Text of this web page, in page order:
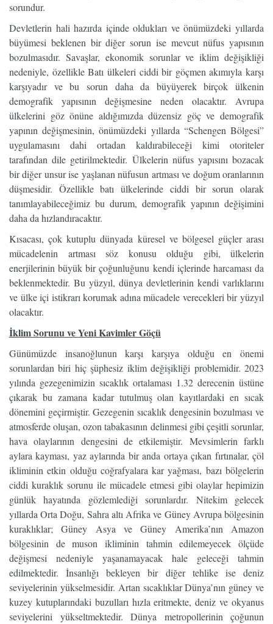
sorundur.
Devletlerin hali hazırda içinde oldukları ve önümüzdeki yıllarda
büyümesi beklenen bir diğer sorun ise mevcut nüfus yapısının
bozulmasıdır. Savaşlar, ekonomik sorunlar ve iklim değişikliği
nedeniyle, özellikle Batı ülkeleri ciddi bir göçmen akımıyla karşı
karşıyadır ve bu sorun daha da büyüyerek birçok ülkenin
demografik yapısının değişmesine neden olacaktır. Avrupa
ülkelerini göz önüne aldığımızda düzensiz göç ve demografik
yapının değişmesinin, önümüzdeki yıllarda “Schengen Bölgesi”
uygulamasını dahi ortadan kaldırabileceği kimi otoriteler
tarafından dile getirilmektedir. Ülkelerin nüfus yapısını bozacak
bir diğer unsur ise yaşlanan nüfusun artması ve doğum oranlarının
düşmesidir. Özellikle batı ülkelerinde ciddi bir sorun olarak
tanımlayabileceğimiz bu durum, demografik yapının değişimini
daha da hızlandıracaktır.
Kısacası, çok kutuplu dünyada küresel ve bölgesel güçler arası
mücadelenin artması söz konusu olduğu gibi, ülkelerin
enerjilerinin büyük bir çoğunluğunu kendi içlerinde harcaması da
beklenmektedir. Bu yüzyıl, dünya devletlerinin kendi varlıklarını
ve ülke içi istikrarı korumak adına mücadele verecekleri bir yüzyıl
olacaktır.
İklim Sorunu ve Yeni Kavimler Göçü
Günümüzde insanoğlunun karşı karşıya olduğu en önemi
sorunlardan biri hiç şüphesiz iklim değişikliği problemidir. 2023
yılında gezegenimizin sıcaklık ortalaması 1.32 derecenin üstüne
çıkarak bu zamana kadar tutulmuş olan kayıtlardaki en sıcak
dönemini geçirmiştir. Gezegenin sıcaklık dengesinin bozulması ve
atmosferde oluşan, ozon tabakasının delinmesi gibi çeşitli sorunlar,
hava olaylarının dengesini de etkilemiştir. Mevsimlerin farklı
aylara kayması, yaz aylarında bir anda ortaya çıkan fırtınalar, çöl
ikliminin etkin olduğu coğrafyalara kar yağması, bazı bölgelerin
ciddi kuraklık sorunu ile mücadele etmesi gibi olaylar hepimizin
günlük hayatında gözlemlediği sorunlardır. Nitekim gelecek
yıllarda Orta Doğu, Sahra altı Afrika ve Güney Avrupa bölgesinin
kuraklıklar; Güney Asya ve Güney Amerika’nın Amazon
bölgesinin de muson ikliminin tahmin edilemeyecek ölçüde
değişmesi nedeniyle yaşanamayacak hale geleceği tahmin
edilmektedir. İnsanlığı bekleyen bir diğer tehlike ise deniz
seviyelerinin yükselmesidir. Artan sıcaklıklar Dünya’nın güney ve
kuzey kutuplarındaki buzulları hızla eritmekte, deniz ve okyanus
seviyelerini yükseltmektedir. Dünya metropollerinin çoğunun